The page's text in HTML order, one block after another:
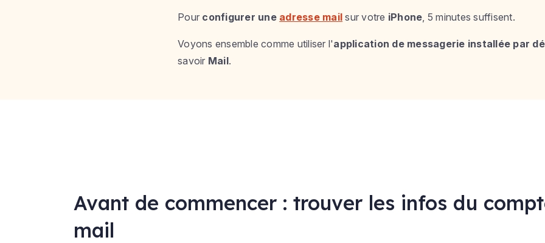
Pour configurer une adresse mail sur votre iPhone, 5 minutes suffisent.
Voyons ensemble comme utiliser l'application de messagerie installée par
savoir Mail.
Avant de commencer : trouver les infos du
mail